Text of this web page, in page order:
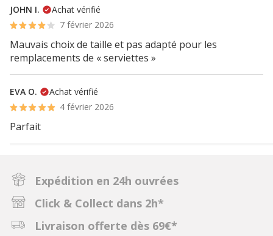
JOHN I.
Achat vérifié
7 février 2026
Mauvais choix de taille et pas adapté pour les
remplacements de « serviettes »
EVA O.
Achat vérifié
4 février 2026
Parfait
Expédition en 24h ouvrées
Click & Collect dans 2h*
Livraison offerte dès 69€*